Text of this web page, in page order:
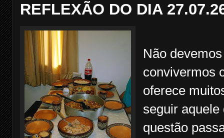
REFLEXÃO DO DIA
Não
convivermos
oferece
seguir
questão